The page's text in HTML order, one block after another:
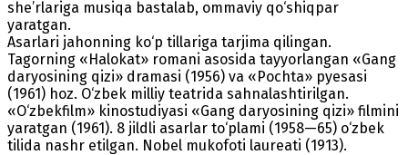
she’rlariga musiqa bastalab, ommaviy qo‘shiqpar
yaratgan.
Asarlari jahonning ko‘p tillariga tarjima qilingan.
Tagorning «Halokat» romani asosida tayyorlangan «Gang
daryosining qizi» dramasi (1956) va «Pochta» pyesasi
(1961) hoz. O‘zbek milliy teatrida sahnalashtirilgan.
«O‘zbekfilm» kinostudiyasi «Gang daryosining qizi» filmini
yaratgan (1961). 8 jildli asarlar to‘plami (1958—65) o‘zbek
tilida nashr etilgan. Nobel mukofoti laureati (1913).